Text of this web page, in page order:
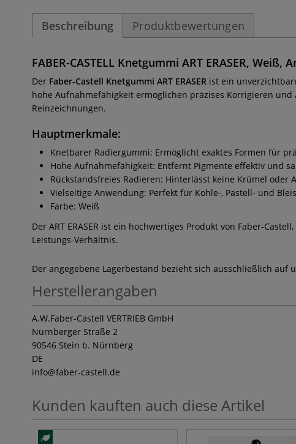
Beschreibung Produktbewertungen
FABER-CASTELL Knetgummi ART ERASER, Weiß,
Der Faber-Castell Knetgummi ART ERASER ist ein
hohe Aufnahmefähigkeit ermöglichen präzises Korrigieren
Reinzeichnungen.
Hauptmerkmale:
Knetbarer Radiergummi: Ermöglicht exaktes Formen für
Hohe Aufnahmefähigkeit: Entfernt Pigmente effektiv und
Rückstandsfreies Radieren: Hinterlässt keine Krümel oder
Vielseitige Anwendung: Perfekt für Kohle-, Pastell- und
Farbe: Weiß
Der ART ERASER ist ein hochwertiges Produkt von Faber-
Leistungs-Verhältnis.
Der angegebene Lagerbestand bezieht sich ausschließlich
Herstellerangaben
A.W.Faber-Castell VERTRIEB GmbH
Nürnberger Straße 2
90546 Stein b. Nürnberg
DE
info@faber-castell.de
Kunden kauften auch diese Artikel